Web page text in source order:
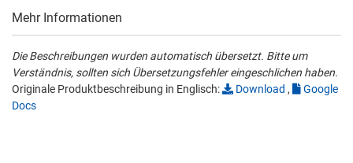
Mehr Informationen
Die Beschreibungen wurden automatisch übersetzt. Bitte um
Verständnis, sollten sich Übersetzungsfehler eingeschlichen haben.
Originale Produktbeschreibung in Englisch:
Download ,
Google
Docs